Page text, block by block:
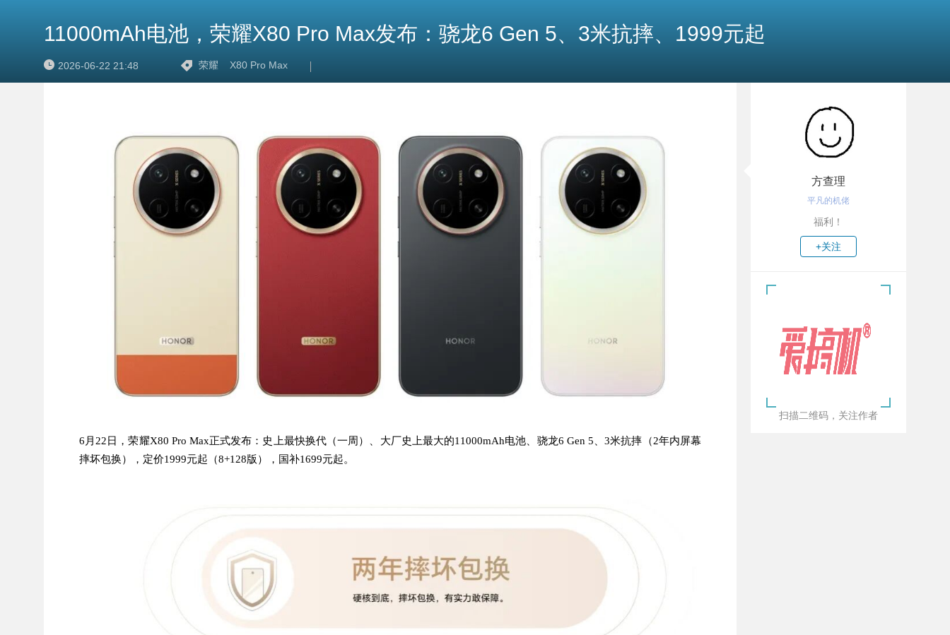
11000mAh电池，荣耀X80 Pro Max发布：骁龙6 Gen 5、3米抗摔、1999元起
2026-06-22 21:48 荣耀 X80 Pro Max
6月22日，荣耀X80 Pro Max正式发布：史上最快换代（一周）、大厂史上最大的11000mAh电池、骁龙6 Gen 5、3米抗摔（2年内屏幕
摔坏包换），定价1999元起（8+128版），国补1699元起。
方查理
平凡的机佬
福利！
+关注
扫描二维码，关注作者